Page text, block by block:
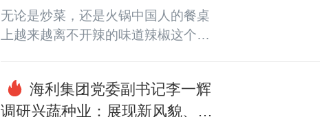
邹学校院士分析了辣椒育种领域的最
新科研成果与未来发展方向，高度赞
业的支持力度，持续打通上下游，在
整条产业链上下功夫，为农业发...
无论是炒菜，还是火锅中国人的餐桌
上越来越离不开辣的味道辣椒这个四
的绝大多数辣椒都是一个人培育出来
的他是谁？他就是今天《大国院士》
海利集团党委副书记李一辉
调研兴蔬种业：展现新风貌、实